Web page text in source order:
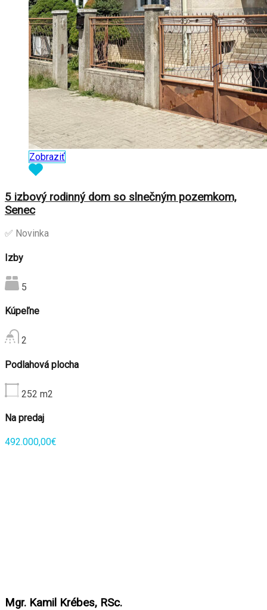
Zobraziť
5 izbový rodinný dom so slnečným pozemkom,
Senec
✅ Novinka
Izby
5
Kúpeľne
2
Podlahová plocha
252 m2
Na predaj
492.000,00€
Mgr. Kamil Krébes, RSc.